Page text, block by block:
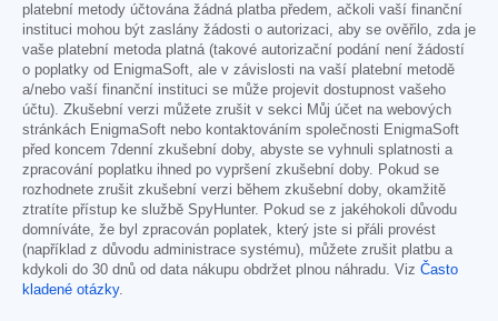
platební metody účtována žádná platba předem, ačkoli vaší finanční
instituci mohou být zaslány žádosti o autorizaci, aby se ověřilo, zda je
vaše platební metoda platná (takové autorizační podání není žádostí
o poplatky od EnigmaSoft, ale v závislosti na vaší platební metodě
a/nebo vaší finanční instituci se může projevit dostupnost vašeho
účtu). Zkušební verzi můžete zrušit v sekci Můj účet na webových
stránkách EnigmaSoft nebo kontaktováním společnosti EnigmaSoft
před koncem 7denní zkušební doby, abyste se vyhnuli splatnosti a
zpracování poplatku ihned po vypršení zkušební doby. Pokud se
rozhodnete zrušit zkušební verzi během zkušební doby, okamžitě
ztratíte přístup ke službě SpyHunter. Pokud se z jakéhokoli důvodu
domníváte, že byl zpracován poplatek, který jste si přáli provést
(například z důvodu administrace systému), můžete zrušit platbu a
kdykoli do 30 dnů od data nákupu obdržet plnou náhradu. Viz Často
kladené otázky.